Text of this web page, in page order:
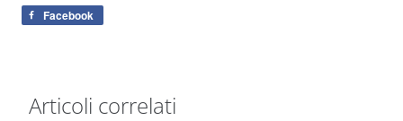
Facebook
Articoli correlati